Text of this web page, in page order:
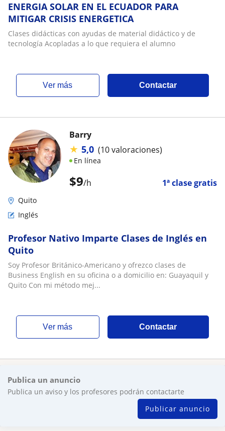
ENERGIA SOLAR EN EL ECUADOR PARA
MITIGAR CRISIS ENERGETICA
Clases didácticas con ayudas de material didáctico y de
tecnología Acopladas a lo que requiera el alumno
ver más Contactar
$9/h 1ª clase gratis
Barry
★ 5,0 (10 valoraciones)
En línea
Quito
Inglés
Profesor Nativo Imparte Clases de Inglés en
Quito
Soy Profesor Británico-Americano y ofrezco clases de
Business English en su oficina o a domicilio en: Guayaquil y
Quito Con mi método mej...
ver más Contactar
Publica un anuncio
Publica un aviso y los profesores podrán contactarte
Publicar anuncio